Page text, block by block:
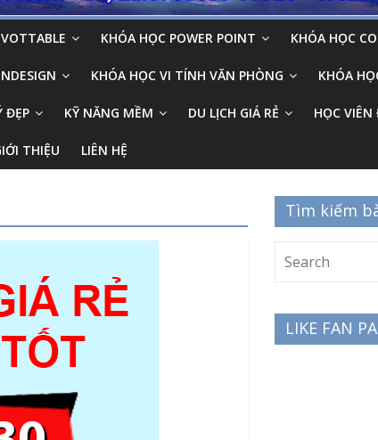
KHÓA HỌC POWER POINT KHÓA HỌC
KHÓA HỌC VI TÍNH VĂN PHÒNG KHÓA
ĐẸP KỸ NĂNG MỀM DU LỊCH GIÁ RẺ HỌC
THIỆU LIÊN HỆ
Tìm kiếm
LIKE FAN